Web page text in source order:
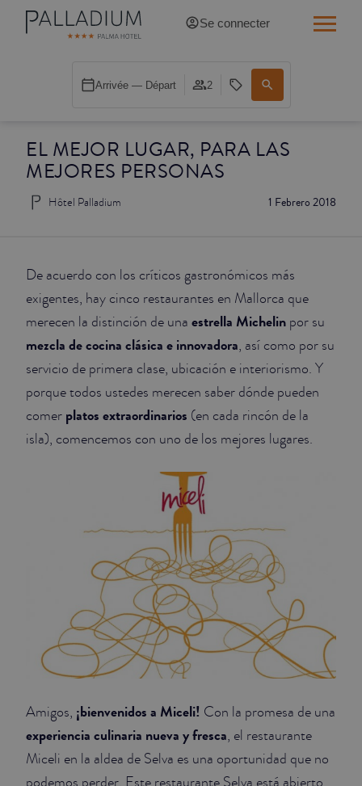
EL MEJOR LUGAR, PARA LAS
MEJORES PERSONAS
1 Febrero 2018
Hôtel Palladium
De acuerdo con los críticos gastronómicos más
exigentes, hay cinco restaurantes en Mallorca que
merecen la distinción de una estrella Michelin por su
mezcla de cocina clásica e innovadora, así como por su
servicio de primera clase, ubicación e interiorismo. Y
porque todos ustedes merecen saber dónde pueden
comer platos extraordinarios (en cada rincón de la
isla), comencemos con uno de los mejores lugares.
Amigos, ¡bienvenidos a Miceli! Con la promesa de una
experiencia culinaria nueva y fresca, el restaurante
Miceli en la aldea de Selva es una oportunidad que no
Se connecter
Arrivée — Départ 2
SINGLE BALCON CATHÉDRALE
DOUBLE WHITE
DOUBLE INN CATHÉDRALE
SUPÉRIEURE
JUNIOR SUITES
SUITE